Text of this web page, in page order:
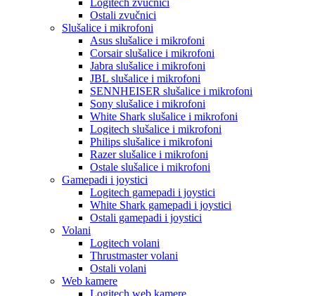
Logitech zvučnici
Ostali zvučnici
Slušalice i mikrofoni
Asus slušalice i mikrofoni
Corsair slušalice i mikrofoni
Jabra slušalice i mikrofoni
JBL slušalice i mikrofoni
SENNHEISER slušalice i mikrofoni
Sony slušalice i mikrofoni
White Shark slušalice i mikrofoni
Logitech slušalice i mikrofoni
Philips slušalice i mikrofoni
Razer slušalice i mikrofoni
Ostale slušalice i mikrofoni
Gamepadi i joystici
Logitech gamepadi i joystici
White Shark gamepadi i joystici
Ostali gamepadi i joystici
Volani
Logitech volani
Thrustmaster volani
Ostali volani
Web kamere
Logitech web kamere